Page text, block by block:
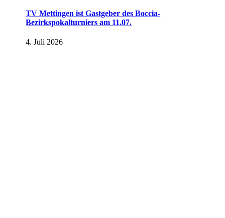
TV Mettingen ist Gastgeber des Boccia-
Bezirkspokalturniers am 11.07.
4. Juli 2026